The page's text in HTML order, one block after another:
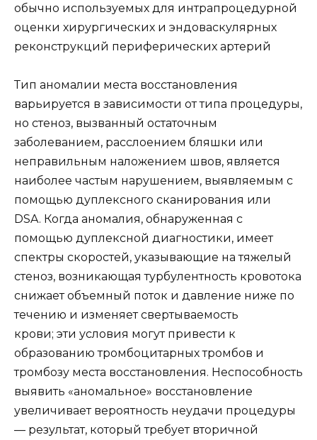
обычно используемых для интрапроцедурной
оценки хирургических и эндоваскулярных
реконструкций периферических артерий
Тип аномалии места восстановления
варьируется в зависимости от типа процедуры,
но стеноз, вызванный остаточным
заболеванием, расслоением бляшки или
неправильным наложением швов, является
наиболее частым нарушением, выявляемым с
помощью дуплексного сканирования или
DSA. Когда аномалия, обнаруженная с
помощью дуплексной диагностики, имеет
спектры скоростей, указывающие на тяжелый
стеноз, возникающая турбулентность кровотока
снижает объемный поток и давление ниже по
течению и изменяет свертываемость
крови; эти условия могут привести к
образованию тромбоцитарных тромбов и
тромбозу места восстановления. Неспособность
выявить «аномальное» восстановление
увеличивает вероятность неудачи процедуры
— результат, который требует вторичной